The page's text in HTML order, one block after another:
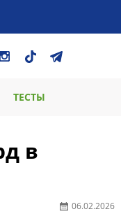
ТЕСТЫ
в
06.02.2026